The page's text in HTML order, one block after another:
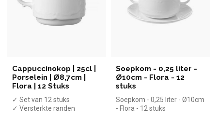
Cappuccinokop | 25cl |
Porselein | Ø8,7cm |
Flora | 12 Stuks
✓ Set van 12 stuks
✓ Versterkte randen
Soepkom - 0,25 liter -
Ø10cm - Flora - 12
stuks
Soepkom - 0,25 liter - Ø10cm
- Flora - 12 stuks